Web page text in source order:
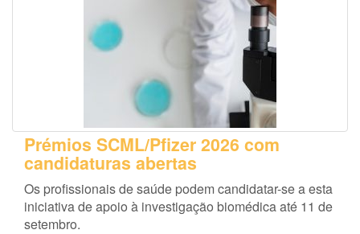
Prémios SCML/Pfizer 2026 com
candidaturas abertas
Os profissionais de saúde podem candidatar-se a esta
iniciativa de apoio à investigação biomédica até 11 de
setembro.